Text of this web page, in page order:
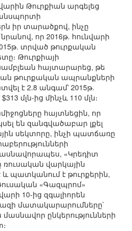
Թուրքիան արգելեց
իր տարածքով, ինչը
որ 2016թ. հունվարի
տրված թուրքական
Թուրքիայի
հայտարարեց, թե
թուրքական ապրանքների
է 2.8 անգամ՝ 2015թ.
մլն-ից մինչև 110 մլն։
հայտնեցին, որ
են զանգվածաբար լքել
սեկտորը, ինչի պատճառը
«Կրեդիտ
վարկային
և պատկանում է թուրքերին,
«Գազպրոմ»
10-ից զգալիորեն
մատակարարումները`
ընկերությունների